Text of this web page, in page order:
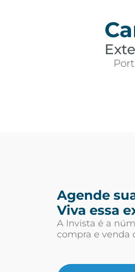
Agende
Viva essa
A Invista é a
compra e venda